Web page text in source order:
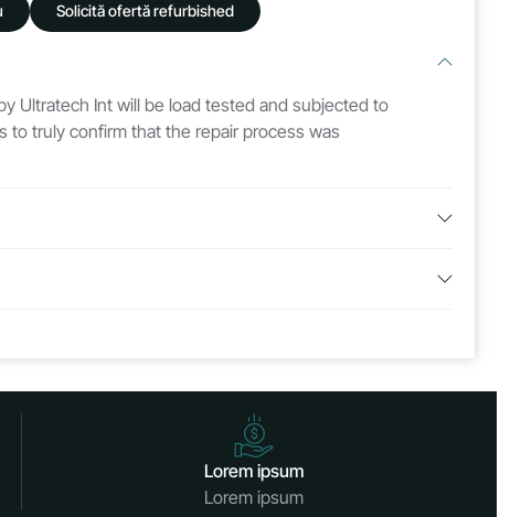
Solicită ofertă refurbished
Ultratech Int will be load tested and subjected to
to truly confirm that the repair process was
Lorem ipsum
Lorem ipsum